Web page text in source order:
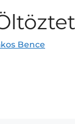
Bence